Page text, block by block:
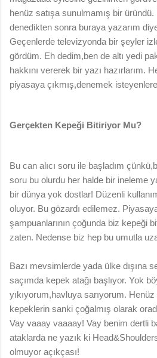
henüz satışa sunulmamış bir
denedikten sonra buraya yazarım
Geçenlerde televizyonda bir şeyler
gördüm. Eh dedim,ben de altı yedi
hakkını vererek bir yazı hazırlarım.
piyasaya çıkmış,denemek
Gerçekten Kepeği Bitiriyor Mu?
Bu can alıcı soru ile başladım
soru bu olurdu her halde bir ineleme
bir dünya yok dostlar! Düzenli
oluyor. Bu gözardı edilemez.
şampuanlarının çoğunda biz kepeği
zaten. Nedense biz hep bu umutla
Bazı mevsimlerde yada ülke dışına
saçımda kepek atağı başlıyor. Yok
yıkıyorum,havluya sarıyorum. Henüz
kepeklerin sanki çoğalmış olarak
Vay vaaay vaaaay! Vay benim dertli
ataklarda ne yazık ki
olmuyor açıkçası!